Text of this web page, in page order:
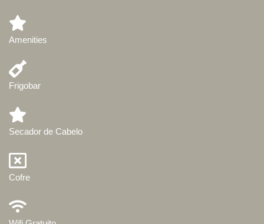
Amenities
Frigobar
Secador de Cabelo
Cofre